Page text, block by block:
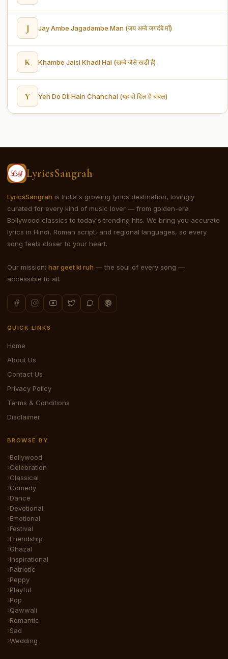
J Jay Ambe Jagadambe Man (जय अम्बे जगदंबे माँ)
K Khambe Jaisi Khadi Hai (खम्बे जैसे खडी है)
Y Yeh Do Dil Hain Chanchal (यह दो दिल हैं चंचल)
LyricsSangrah
LyricsSangrah is India's growing lyrics destination, lovingly
curated for every kind of music lover — from golden-era
Bollywood classics to today's trending hits. We bring you accurate
lyrics in Hindi, Roman script, and regional languages, so every
song feels closer to your heart.
Our mission: har geet ki ruh — the soul of every song —
accessible to all.
QUICK LINKS
Home
About Us
Contact Us
Privacy Policy
Terms & Conditions
Disclaimer
BROWSE BY
Bollywood
Celebration
Classical
Comedy
Dance
Devotional
Emotional
Festival
Friendship
Ghazal
Inspirational
Patriotic
Peppy
Playful
Pop
Qawwali
Romantic
Sad
Wedding